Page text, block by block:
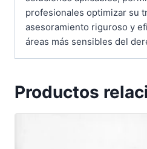
profesionales optimizar su
asesoramiento riguroso y
áreas más sensibles del
Productos